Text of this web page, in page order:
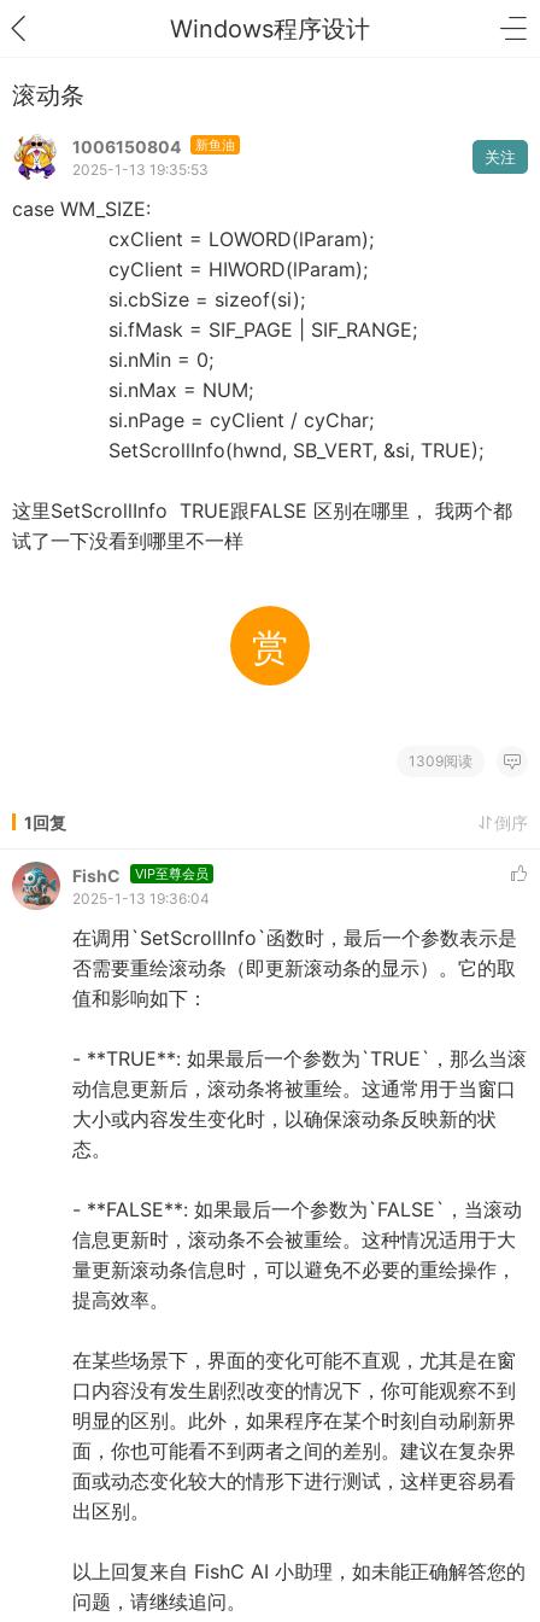
Windows程序设计
滚动条
1006150804 新鱼油
2025-1-13 19:35:53
关注
case WM_SIZE:
cxClient = LOWORD(lParam);
cyClient = HIWORD(lParam);
si.cbSize = sizeof(si);
si.fMask = SIF_PAGE | SIF_RANGE;
si.nMin = 0;
si.nMax = NUM;
si.nPage = cyClient / cyChar;
SetScrollInfo(hwnd, SB_VERT, &si, TRUE);
这里SetScrollInfo TRUE跟FALSE 区别在哪里， 我两个都
试了一下没看到哪里不一样
赏
1309阅读
1回复 倒序
FishC VIP至尊会员
2025-1-13 19:36:04
在调用`SetScrollInfo`函数时，最后一个参数表示是
否需要重绘滚动条（即更新滚动条的显示）。它的取
值和影响如下：
- **TRUE**: 如果最后一个参数为`TRUE`，那么当滚
动信息更新后，滚动条将被重绘。这通常用于当窗口
大小或内容发生变化时，以确保滚动条反映新的状
态。
- **FALSE**: 如果最后一个参数为`FALSE`，当滚动
信息更新时，滚动条不会被重绘。这种情况适用于大
量更新滚动条信息时，可以避免不必要的重绘操作，
提高效率。
在某些场景下，界面的变化可能不直观，尤其是在窗
口内容没有发生剧烈改变的情况下，你可能观察不到
明显的区别。此外，如果程序在某个时刻自动刷新界
面，你也可能看不到两者之间的差别。建议在复杂界
面或动态变化较大的情形下进行测试，这样更容易看
出区别。
以上回复来自 FishC AI 小助理，如未能正确解答您的
问题，请继续追问。